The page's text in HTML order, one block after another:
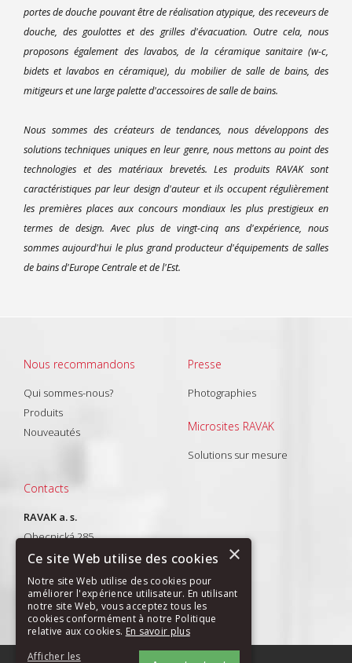
portes de douche pouvant être de réalisation atypique, des receveurs de
douche, des goulottes et des grilles d'évacuation. Outre cela, nous
proposons également des lavabos, de la céramique sanitaire (w-c,
bidets et lavabos en céramique), du mobilier de salle de bains, des
mitigeurs et une large palette d'accessoires de salle de bains.
Nous sommes des créateurs de tendances, nous développons des
solutions techniques uniques en leur genre, nous mettons au point des
technologies et des matériaux brevetés. Les produits RAVAK sont
caractéristiques par leur design d'auteur et ils occupent régulièrement
les premières places aux concours mondiaux les plus prestigieux en
termes de design. Avec plus de vingt-cinq ans d'expérience, nous
sommes aujourd'hui le plus grand producteur d'équipements de salles
de bains d'Europe Centrale et de l'Est.
Nous recommandons
Qui sommes-nous?
Produits
Nouveautés
Presse
Photographies
Microsites RAVAK
Solutions sur mesure
Contacts
RAVAK a. s.
Obecnická 285
261 01 Příbram I
T: +420 318 427 288
E-mail:export@ravak.com
×
Ce site Web utilise des cookies
Notre site Web utilise des cookies pour
améliorer l'expérience utilisateur. En utilisant
notre site Web, vous acceptez tous les
cookies conformément à notre Politique
relative aux cookies. En savoir plus
Afficher les